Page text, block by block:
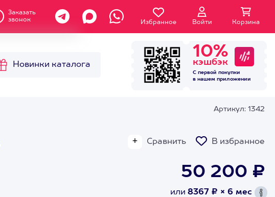
Заказать
звонок
Избранное Войти Корзина
Новинки каталога
10%
кэшбэк
С первой покупки
в нашем приложении
Артикул: 1342
Сравнить В избранное
50 200 ₽
или 8367 ₽ × 6 мес